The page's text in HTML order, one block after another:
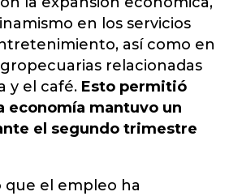
en los servicios
así como en
relacionadas
y el café. Esto permitió
economía mantuvo un
el segundo trimestre
que el empleo ha